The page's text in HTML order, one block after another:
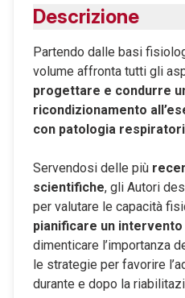
Maggiori informazioni sugli
Descrizione
Partendo dalle basi
volume affronta tutti gli
progettare e condurre
ricondizionamento
con patologia
Servendosi delle più
scientifiche, gli Autori
per valutare le capacità
pianificare un
dimenticare l’importanza
le strategie per favorire
durante e dopo la